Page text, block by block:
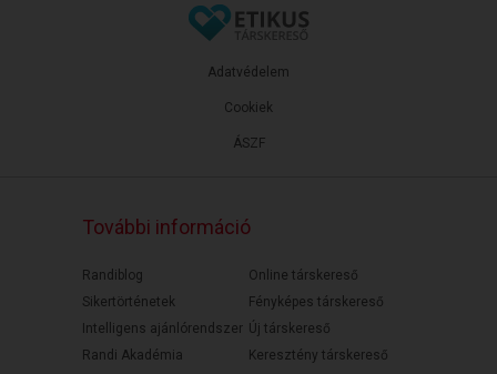
ÁSZF
Adatvédelem
Cookiek
További információ
Randiblog
Sikertörténetek
Intelligens ajánlórendszer
Randi Akadémia
Online társkereső
Fényképes társkereső
Új társkereső
Keresztény társkereső